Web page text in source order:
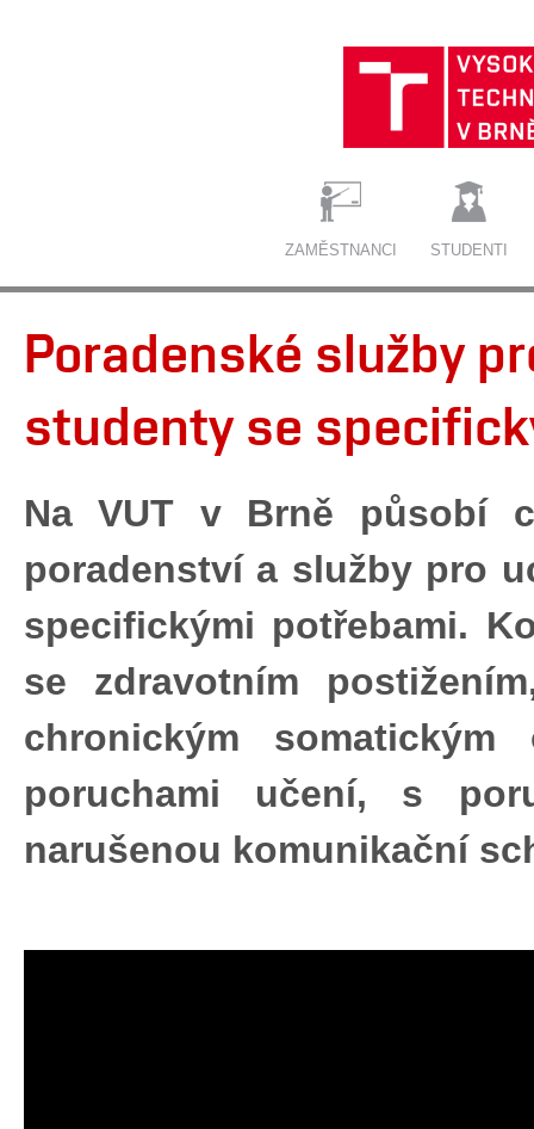
ZAMĚSTNANCI STUDENTI
Poradenské služby
studenty se
Na VUT v Brně působí
poradenství a služby pro
specifickými potřebami.
se zdravotním
chronickým somatickým
poruchami učení, s
narušenou komunikační